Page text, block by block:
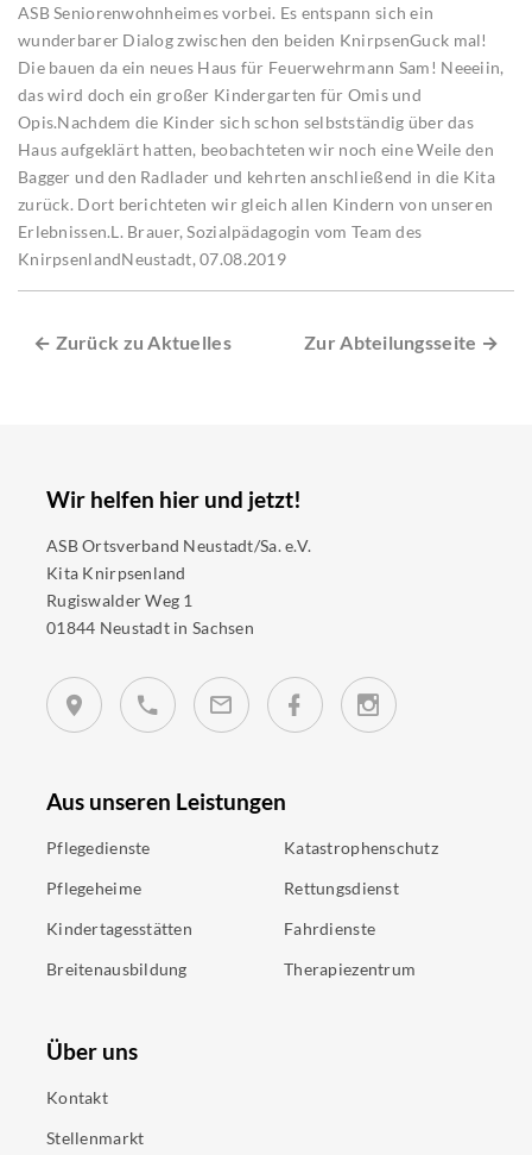
ASB Seniorenwohnheimes vorbei. Es entspann sich ein
wunderbarer Dialog zwischen den beiden KnirpsenGuck mal!
Die bauen da ein neues Haus für Feuerwehrmann Sam! Neeeiin,
das wird doch ein großer Kindergarten für Omis und
Opis.Nachdem die Kinder sich schon selbstständig über das
Haus aufgeklärt hatten, beobachteten wir noch eine Weile den
Bagger und den Radlader und kehrten anschließend in die Kita
zurück. Dort berichteten wir gleich allen Kindern von unseren
Erlebnissen.L. Brauer, Sozialpädagogin vom Team des
KnirpsenlandNeustadt, 07.08.2019
← Zurück zu Aktuelles Zur Abteilungsseite →
Wir helfen hier und jetzt!
ASB Ortsverband Neustadt/Sa. e.V.
Kita Knirpsenland
Rugiswalder Weg 1
01844 Neustadt in Sachsen
Aus unseren Leistungen
Pflegedienste
Pflegeheime
Kindertagesstätten
Breitenausbildung
Katastrophenschutz
Rettungsdienst
Fahrdienste
Therapiezentrum
Über uns
Kontakt
Stellenmarkt